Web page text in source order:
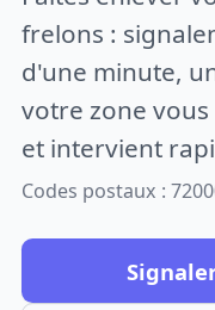
frelons :
d'une minute,
votre zone
et intervient
Codes postaux :